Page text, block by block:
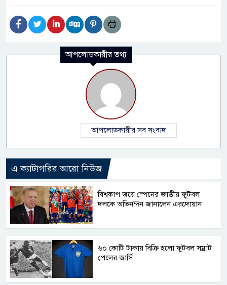
আপলোডকারীর তথ্য
আপলোডকারীর সব সংবাদ
এ ক্যাটাগরির আরো নিউজ
বিশ্বকাপ জয়ে স্পেনের জাতীয় ফুটবল
দলকে অভিনন্দন জানালেন এরদোয়ান
৬০ কোটি টাকায় বিক্রি হলো ফুটবল সম্রাট
পেলের জার্সি